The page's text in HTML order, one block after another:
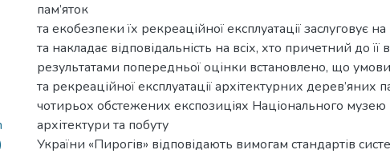
пам’яток
та екобезпеки їх рекреаційної експлуатації заслуговує
та накладає відповідальність на всіх, хто причетний до її
результатами попередньої оцінки встановлено, що
та рекреаційної експлуатації архітектурних дерев’яних
чотирьох обстежених експозиціях Національного музею
архітектури та побуту
України «Пирогів» відповідають вимогам стандартів